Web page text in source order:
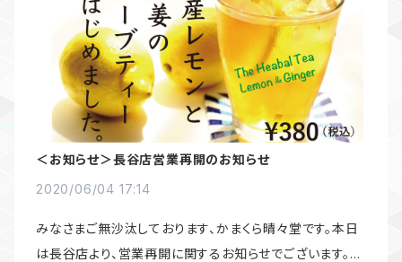
＜お知らせ＞長谷店営業再開のお知らせ
2020/06/04 17:14
みなさまご無沙汰しております、かまくら晴々堂です。本日
は長谷店より、営業再開に関するお知らせでございます。明